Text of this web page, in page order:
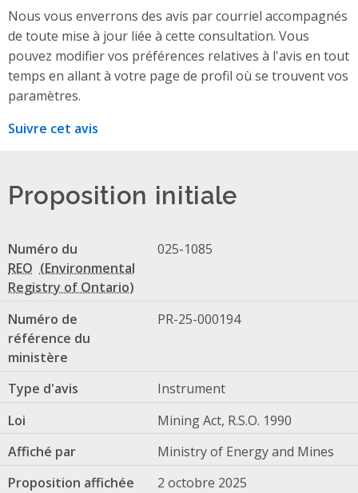
Nous vous enverrons des avis par courriel accompagnés
de toute mise à jour liée à cette consultation. Vous
pouvez modifier vos préférences relatives à l'avis en tout
temps en allant à votre page de profil où se trouvent vos
paramètres.
Suivre cet avis
Proposition initiale
Numéro du
REO
025-1085
Numéro de
référence du
ministère
PR-25-000194
Type d'avis
Instrument
Loi
Mining Act, R.S.O. 1990
Affiché par
Ministry of Energy and Mines
Proposition affichée
2 octobre 2025